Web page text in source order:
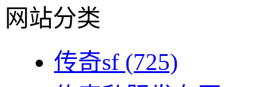
网站分类
传奇sf (725)